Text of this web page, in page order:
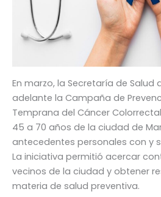
En marzo, la Secretaría de Salud
adelante la Campaña de
Temprana del Cáncer
45 a 70 años de la ciudad de
antecedentes personales con y
La iniciativa permitió acercar
vecinos de la ciudad y obtener
materia de salud preventiva.